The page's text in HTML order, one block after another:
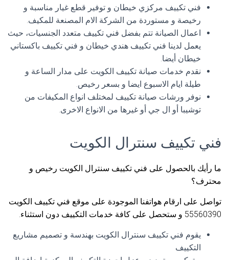
فني تكييف مركزي خيطان و توفير قطع غيار مناسبة و
رخيصة و مستوردة من الشركة الام المصنعة للمكيف.
اعمال الصيانة تتم بفضل فني تكييف متعدد الجنسيات، حيث
يعمل لدينا فني تكييف هندي خيطان و فني تكييف باكستاني
خيطان أيضا.
نقدم خدمات صيانة تكييف الكويت على مدار الساعة و
طيلة ايام الاسبوع ايضا و بسعر رخيص.
نوفر ورشات صيانة تكييف لمختلف انواع المكيفات من
توشيبا أو ال جي أو غيرها من الانواع الاخرى.
فني تكييف سنترال الكويت
ما رأيك بالحصول على فني تكييف سنترال الكويت رخيص و
محترف؟
تواصل على ارقام هواتفنا الموجودة على موقع فني تكييف الكويت
55560390 و ستحصل على كافة خدمات التكييف دون استثناء.
يقوم فني تكييف سنترال الكويت بهندسة و تصميم مشاريع
التكييف